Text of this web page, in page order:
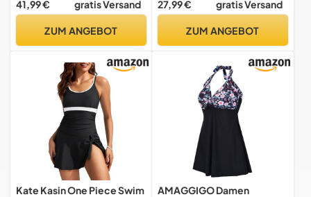
bauchweg Tankini
schwimmkleid badeanzüge
Streifen 4XL
41,99 € gratis Versand
ZUM ANGEBOT
Schwimmhose Bikinihose
Strand Rock Schwarz S
27,99 € gratis Versand
ZUM ANGEBOT
Kate Kasin One Piece Swim
AMAGGIGO Damen